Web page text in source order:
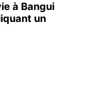
à Bangui
un